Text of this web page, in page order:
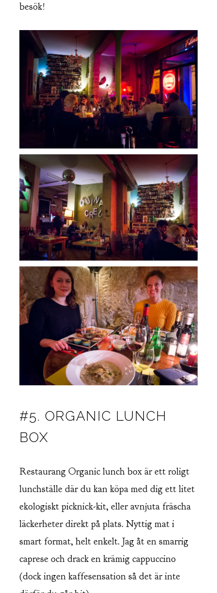
besök!
#5. ORGANIC LUNCH
BOX
Restaurang Organic lunch box är ett roligt
lunchställe där du kan köpa med dig ett litet
ekologiskt picknick-kit, eller avnjuta fräscha
läckerheter direkt på plats. Nyttig mat i
smart format, helt enkelt. Jag åt en smarrig
caprese och drack en krämig cappuccino
(dock ingen kaffesensation så det är inte